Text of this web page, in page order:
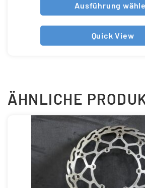
Ausführung
Quick View
ÄHNLICHE